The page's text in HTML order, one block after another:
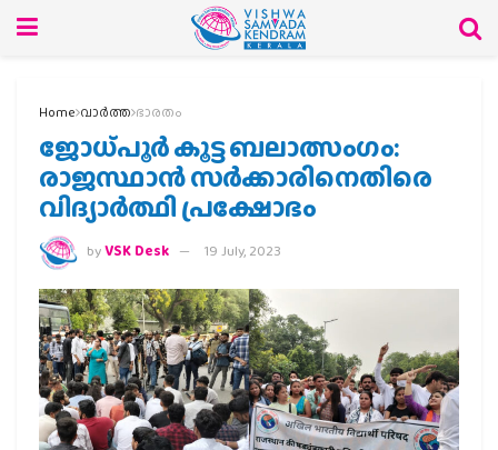
Home വാര്‍ത്ത ഭാരതം
ജോധ്പൂര്‍ കൂട്ട ബലാത്സംഗം:
രാജസ്ഥാന്‍ സര്‍ക്കാരിനെതിരെ
വിദ്യാര്‍ത്ഥി പ്രക്ഷോഭം
byVSK Desk 19 July, 2023